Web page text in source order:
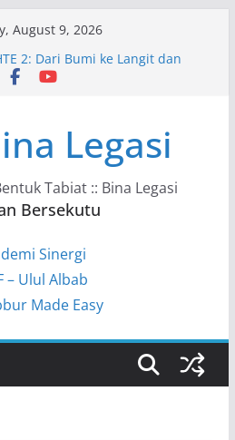
August 9, 2026
2: Dari Bumi ke Langit dan
HTELegasi
Tabiat :: Bina Legasi
Bersekutu
Sinergi
– Ulul Albab
Made Easy